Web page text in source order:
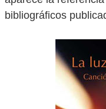
bibliográficos